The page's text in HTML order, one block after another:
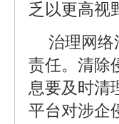
乏以更高视
治理网络
责任。清除
息要及时清
平台对涉企